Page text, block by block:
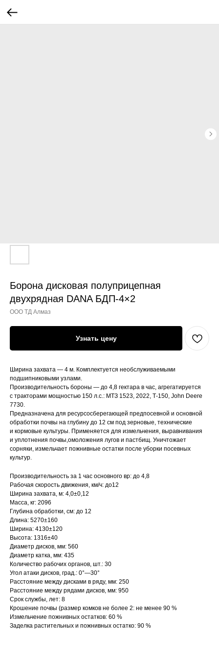
Борона дисковая полуприцепная
двухрядная DANA БДП-4×2
ООО ТД Алмаз
Узнать цену
Ширина захвата — 4 м. Комплектуется необслуживаемыми
подшипниковыми узлами.
Производительность бороны — до 4,8 гектара в час, агрегатируется
с тракторами мощностью 150 л.с.: МТЗ 1523, 2022, Т-150, John Deere
7730.
Предназначена для ресурсосберегающей предпосевной и основной
обработки почвы на глубину до 12 см под зерновые, технические
и кормовые культуры. Применяется для измельчения, выравнивания
и уплотнения почвы,омоложения лугов и пастбищ. Уничтожает
сорняки, измельчает пожнивные остатки после уборки посевных
культур.
Производительность за 1 час основного вр: до 4,8
Рабочая скорость движения, км/ч: до12
Ширина захвата, м: 4,0±0,12
Масса, кг: 2096
Глубина обработки, см: до 12
Длина: 5270±160
Ширина: 4130±120
Высота: 1316±40
Диаметр дисков, мм: 560
Диаметр катка, мм: 435
Количество рабочих органов, шт.: 30
Угол атаки дисков, град.: 0°—30°
Расстояние между дисками в ряду, мм: 250
Расстояние между рядами дисков, мм: 950
Срок службы, лет: 8
Крошение почвы (размер комков не более 2: не менее 90 %
Измельчение пожнивных остатков: 60 %
Заделка растительных и пожнивных остатко: 90 %